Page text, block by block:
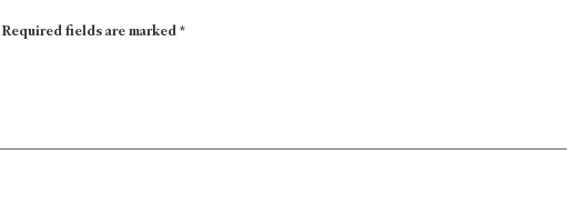
Required fields are marked*